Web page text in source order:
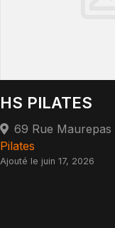
HS PILATES
69 Rue Maurepas
Pilates
Ajouté le juin 17, 2026